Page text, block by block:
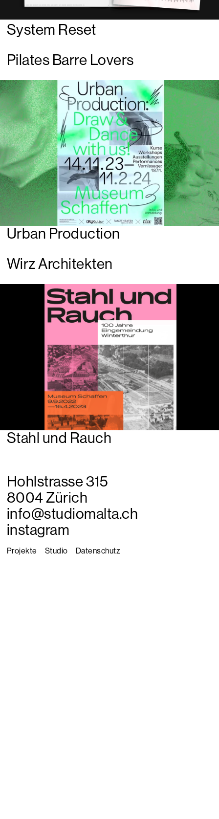
System Reset
Pilates Barre Lovers
Urban Production
Wirz Architekten
Stahl und Rauch
Hohlstrasse 315
8004 Zürich
nf
st d m lt
ch
instagram
Projekte Studio Datenschutz